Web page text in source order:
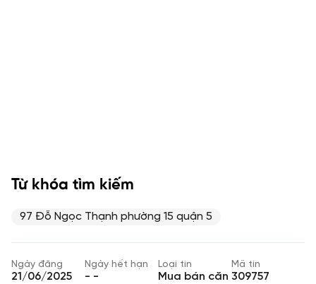
Từ khóa tìm kiếm
97 Đỗ Ngọc Thạnh phường 15 quận 5
Ngày đăng
21/06/2025
Ngày hết hạn
- -
Loại tin
Mua bán căn
Mã tin
309757